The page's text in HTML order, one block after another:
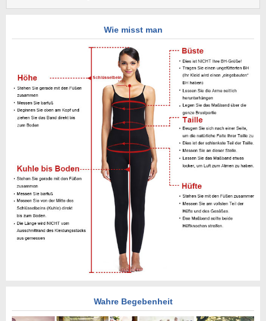
Wie misst man
Wahre Begebenheit